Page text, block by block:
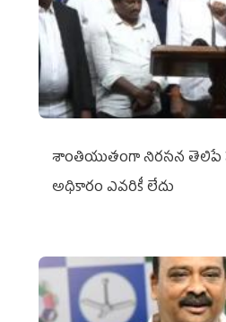
శాంతియుతంగా నిరసన తెలిపే
అధికారం ఎవరికీ లేదు